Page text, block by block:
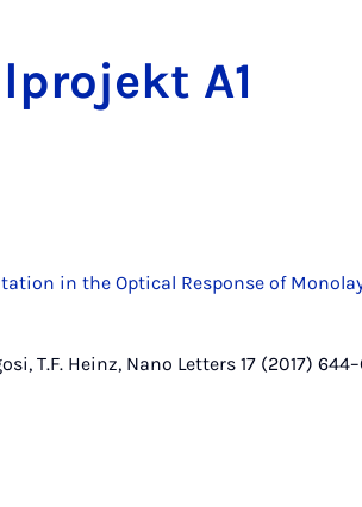
A1
in the Optical Response of
T.F. Heinz, Nano Letters 17 (2017)